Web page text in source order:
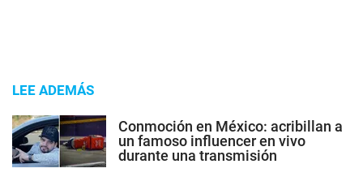
LEE ADEMÁS
Conmoción en México: acribillan a
un famoso influencer en vivo
durante una transmisión